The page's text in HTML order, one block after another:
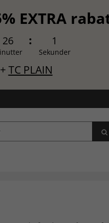
EXTRA
25 60
Sekunder
TC PLAIN